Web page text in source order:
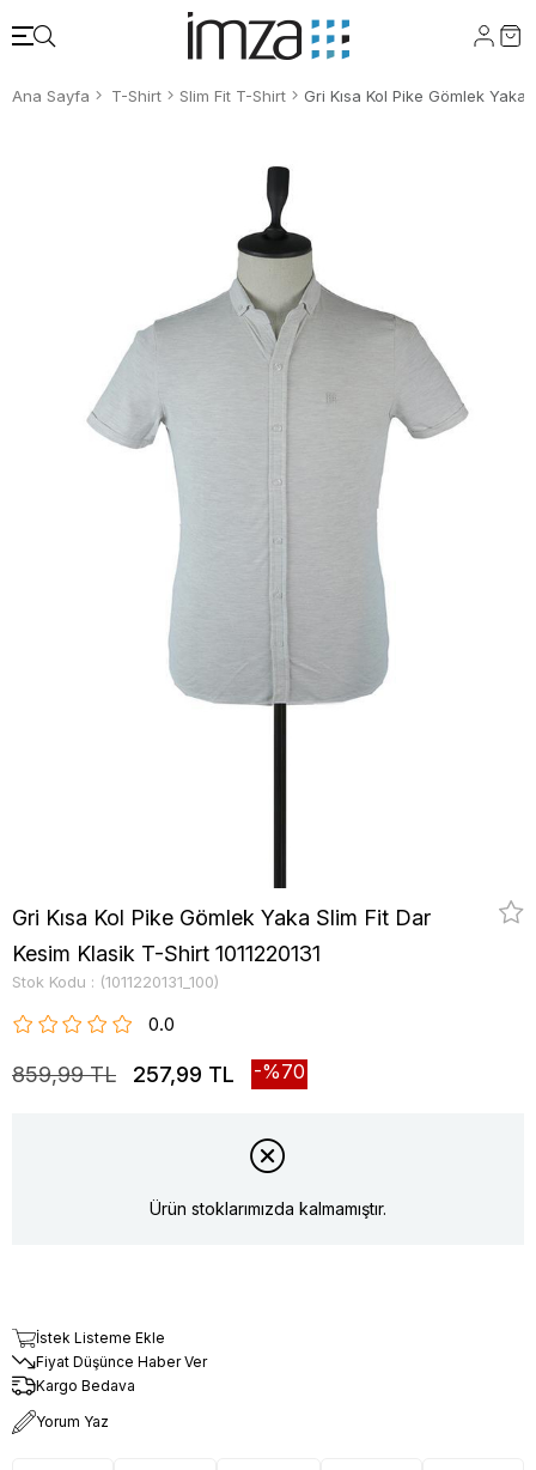
Ana Sayfa T-Shirt Slim Fit T-Shirt
Gri Kısa Kol Pike Gömlek Yaka Slim Fit Dar
Kesim Klasik T-Shirt 1011220131
Stok Kodu (1011220131_100)
0.0
859,99 TL 257,99 TL 70
Ürün stoklarımızda kalmamıştır.
İstek Listeme Ekle
Fiyat Düşünce Haber Ver
Kargo Bedava
Yorum Yaz